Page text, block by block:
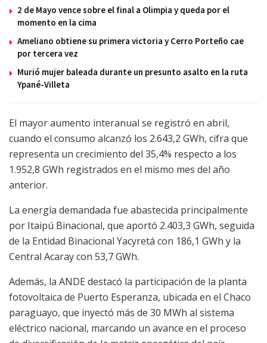
2 de Mayo vence sobre el final a Olimpia y queda por el
momento en la cima
Ameliano obtiene su primera victoria y Cerro Porteño cae
por tercera vez
Murió mujer baleada durante un presunto asalto en la ruta
Ypané-Villeta
El mayor aumento interanual se registró en abril,
cuando el consumo alcanzó los 2.643,2 GWh, cifra que
representa un crecimiento del 35,4% respecto a los
1.952,8 GWh registrados en el mismo mes del año
anterior.
La energía demandada fue abastecida principalmente
por Itaipú Binacional, que aportó 2.403,3 GWh, seguida
de la Entidad Binacional Yacyretá con 186,1 GWh y la
Central Acaray con 53,7 GWh.
Además, la ANDE destacó la participación de la planta
fotovoltaica de Puerto Esperanza, ubicada en el Chaco
paraguayo, que inyectó más de 30 MWh al sistema
eléctrico nacional, marcando un avance en el proceso